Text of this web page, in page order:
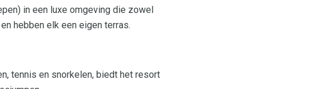
in een luxe omgeving die zowel
hebben elk een eigen terras.
tennis en snorkelen, biedt het resort